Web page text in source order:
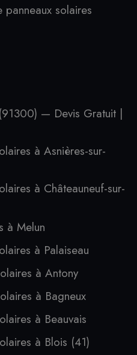
panneaux solaires
— Devis Gratuit |
à Asnières-sur-
à Châteauneuf-sur-
à Melun
à Palaiseau
à Antony
à Bagneux
à Beauvais
à Blois (41)